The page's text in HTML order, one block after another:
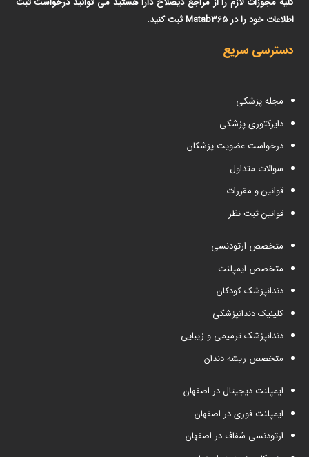
اطلاعات خود را در Matab365 ثبت کنید.
دسترسی سریع
مجله پزشکی
دایرکتوری پزشکی
درخواست عضویت پزشکان
سوالات متداول
قوانین و مقررات
قوانین ثبت نظر
متخصص ارتودنسی
متخصص ایمپلنت
دندانپزشک کودکان
کلینیک دندانپزشکی
دندانپزشک ترمیمی و زیبایی
متخصص ریشه دندان
ایمپلنت دیجیتال در اصفهان
ایمپلنت فوری در اصفهان
ارتودنسی شفاف در اصفهان